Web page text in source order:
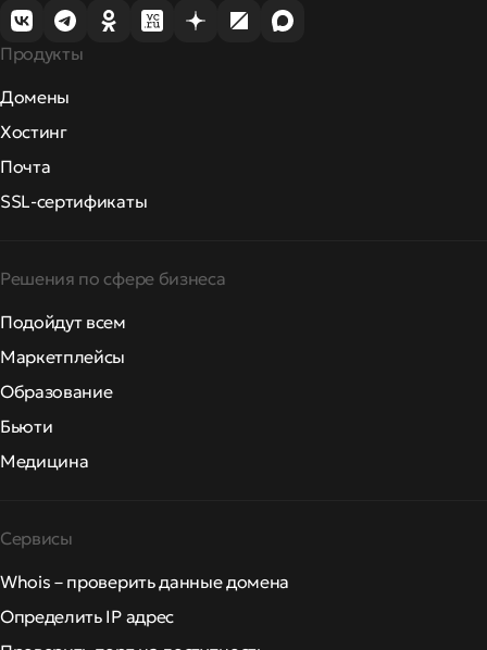
Продукты
Домены
Хостинг
Почта
SSL-сертификаты
Решения по сфере бизнеса
Подойдут всем
Маркетплейсы
Образование
Бьюти
Медицина
Сервисы
Whois – проверить данные домена
Определить IP адрес